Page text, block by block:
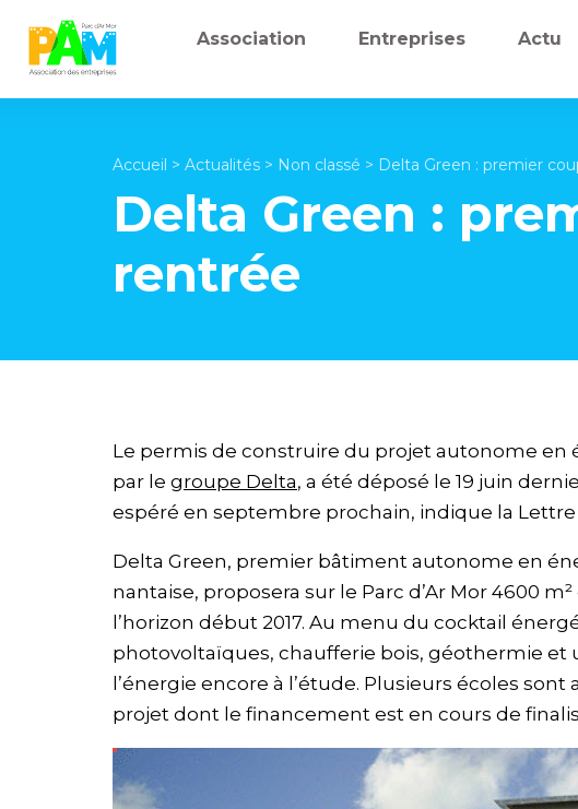
Association Entreprises Actu
Accueil > Actualités > Non classé > Delta Green : premier
Delta Green :
rentrée
Le permis de construire du projet autonome en
par le groupe Delta, a été déposé le 19 juin
espéré en septembre prochain, indique la Lettre
Delta Green, premier bâtiment autonome en
nantaise, proposera sur le Parc d’Ar Mor 4600
l’horizon début 2017. Au menu du cocktail
photovoltaïques, chaufferie bois, géothermie et
l’énergie encore à l’étude. Plusieurs écoles sont
projet dont le financement est en cours de